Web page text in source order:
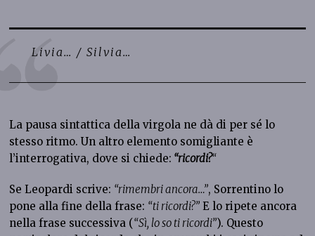
Livia… / Silvia…
La pausa sintattica della virgola ne dà di per sé lo
stesso ritmo. Un altro elemento somigliante è
l’interrogativa, dove si chiede: “ricordi?“
Se Leopardi scrive: “rimembri ancora…”, Sorrentino lo
pone alla fine della frase: “ti ricordi?” E lo ripete ancora
nella frase successiva (“Sì, lo so ti ricordi”). Questo